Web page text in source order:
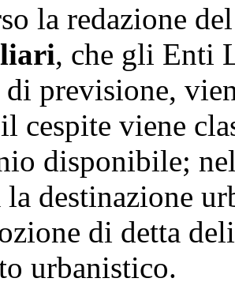
la redazione
, che gli Enti
previsione,
cespite viene
disponibile;
la destinazione
di detta
urbanistico.